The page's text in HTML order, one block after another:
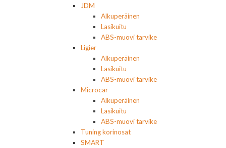
JDM
Alkuperäinen
Lasikuitu
ABS-muovi tarvike
Ligier
Alkuperäinen
Lasikuitu
ABS-muovi tarvike
Microcar
Alkuperäinen
Lasikuitu
ABS-muovi tarvike
Tuning korinosat
SMART